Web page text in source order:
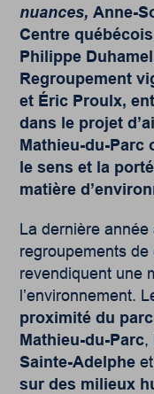
nuances,Anne-
Centre
Philippe
Regroupement
et Éric Proulx,
dans le projet
Mathieu-du-Parc
le sens et la
matière
La dernière
regroupements
revendiquent une
l’environnement.
proximité du
Mathieu-du-Parc,
Sainte-Adelphe
sur des milieux